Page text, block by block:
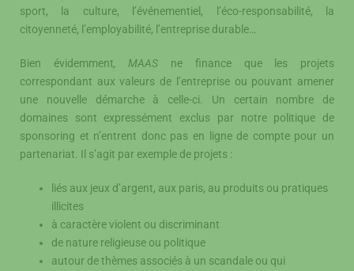
sport, la culture, l’événementiel, l’éco-responsabilité, la
citoyenneté, l’employabilité, l’entreprise durable…
Bien évidemment, MAAS ne finance que les projets
correspondant aux valeurs de l’entreprise ou pouvant amener
une nouvelle démarche à celle-ci. Un certain nombre de
domaines sont expressément exclus par notre politique de
sponsoring et n’entrent donc pas en ligne de compte pour un
partenariat. Il s’agit par exemple de projets :
liés aux jeux d’argent, aux paris, au produits ou pratiques
illicites
à caractère violent ou discriminant
de nature religieuse ou politique
autour de thèmes associés à un scandale ou qui